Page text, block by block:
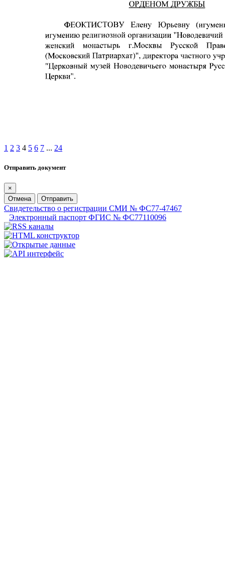
1 2 3 4 5 6 7 ... 24
Отправить документ
×
Отмена
Отправить
Свидетельство о регистрации СМИ № ФС77-47467
Электронный паспорт ФГИС № ФС77110096